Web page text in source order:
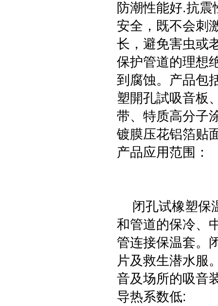
防潮性能好.抗
安全，既不会刺
长，避免害虫或
保护管道的理想
到腐蚀。产品包
塑開孔試吸音板
带、特质高分子
镀膜压花铝箔贴
产品应用范围：
闭孔试橡塑保
和管道的保冷、
管连接保温套。
片及救生潜水服
音及场所的吸音
导热系数低: